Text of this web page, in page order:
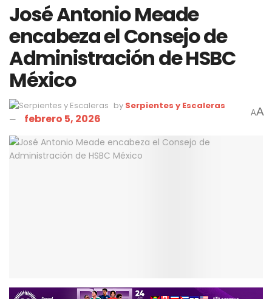
José Antonio Meade
encabeza el Consejo de
Administración de HSBC
México
by Serpientes y Escaleras
febrero 5, 2026 AA